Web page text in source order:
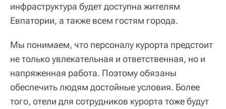
инфраструктура будет доступна жителям
Евпатории, а также всем гостям города.
Мы понимаем, что персоналу курорта предстоит
не только увлекательная и ответственная, но и
напряженная работа. Поэтому обязаны
обеспечить людям достойные условия. Более
того, отели для сотрудников курорта тоже будут